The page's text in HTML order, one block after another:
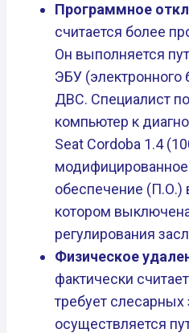
Программное
считается более
Он выполняется
ЭБУ (электронного
ДВС. Специалист
компьютер к
Seat Cordoba 1.4
обеспечение (П.О.)
котором
регулирования
Физическое
фактически
требует
осуществляется